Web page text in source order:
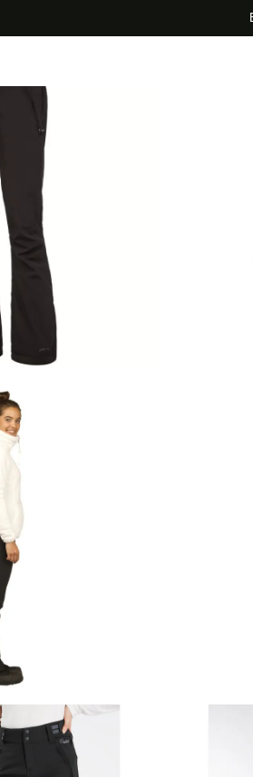
Letní akce 🔥 -5 %